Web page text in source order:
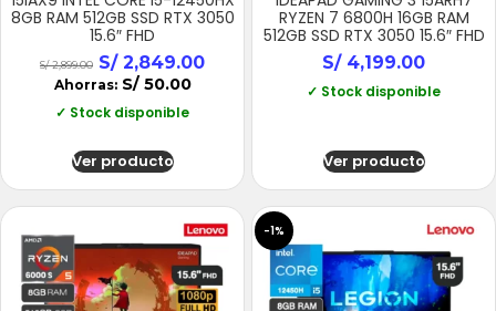
8GB RAM 512GB SSD RTX 3050
15.6″ FHD
S/2,899.00 S/2,849.00
Ahorras: S/50.00
✓ Stock disponible
Ver producto
RYZEN 7 6800H 16GB RAM
512GB SSD RTX 3050 15.6″ FHD
S/4,199.00
✓ Stock disponible
Ver producto
-1%